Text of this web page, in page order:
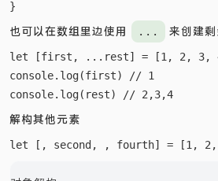
也可以在数组里边使用 ... 来创建
let [first, ...rest] = [1, 2, 3,
console.log(first) // 1
解构其他元素